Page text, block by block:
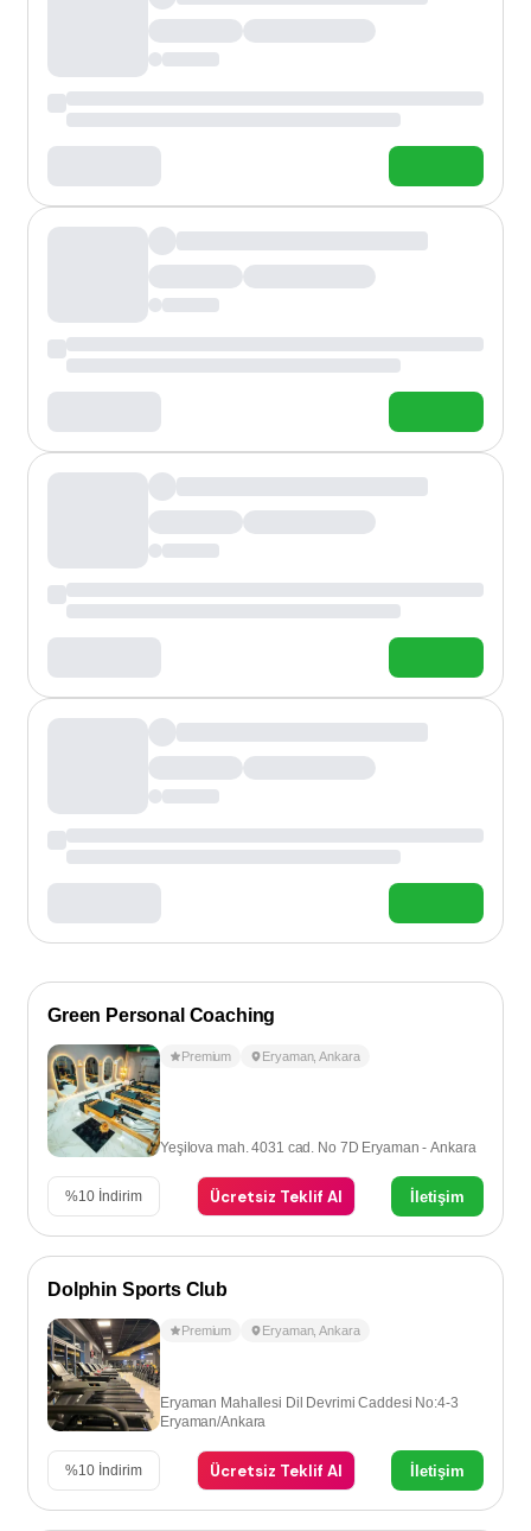
Green Personal Coaching
Premium Eryaman,Ankara
Yeşilova mah. 4031 cad. No 7D Eryaman - Ankara
%10 İndirim Ücretsiz Teklif Al İletişim
Dolphin Sports Club
Premium Eryaman,Ankara
Eryaman Mahallesi Dil Devrimi Caddesi No:4-3
Eryaman/Ankara
%10 İndirim Ücretsiz Teklif Al İletişim